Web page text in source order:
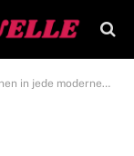
moderne Küche gehören